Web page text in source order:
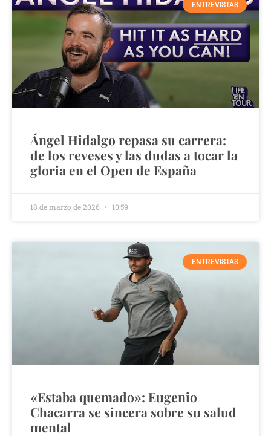
ENTREVISTAS
Ángel Hidalgo repasa su carrera:
de los reveses y las dudas a tocar la
gloria en el Open de España
18 de marzo de 2026 10:59
ENTREVISTAS
«Estaba quemado»: Eugenio
Chacarra se sincera sobre su salud
mental